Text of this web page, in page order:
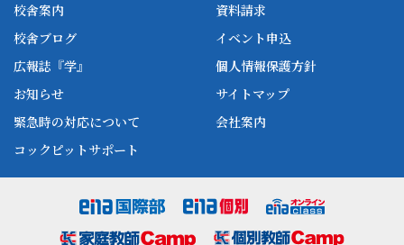
校舎案内
校舎ブログ
広報誌『学』
お知らせ
緊急時の対応について
コックピットサポート
資料請求
イベント申込
個人情報保護方針
サイトマップ
会社案内